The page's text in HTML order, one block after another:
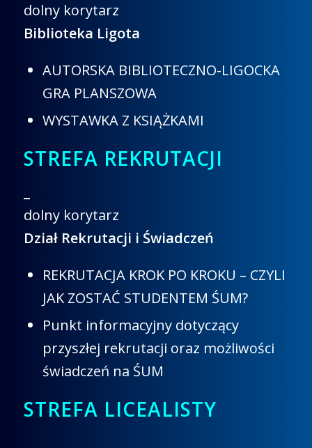
dolny korytarz
Biblioteka Ligota
AUTORSKA BIBLIOTECZNO-LIGOCKA
GRA PLANSZOWA
WYSTAWKA Z KSIĄŻKAMI
STREFA REKRUTACJI
dolny korytarz
Dział Rekrutacji i Świadczeń
REKRUTACJA KROK PO KROKU – CZYLI
JAK ZOSTAĆ STUDENTEM ŚUM?
Punkt informacyjny dotyczący
przyszłej rekrutacji oraz możliwości
świadczeń na ŚUM
STREFA LICEALISTY